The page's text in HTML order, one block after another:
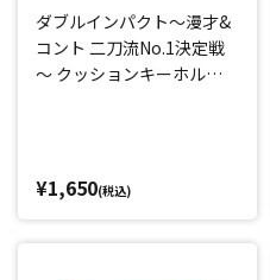
ダブルインパクト～漫才&
コント 二刀流No.1決定戦
～ クッションキーホルダ
¥1,650(税込)